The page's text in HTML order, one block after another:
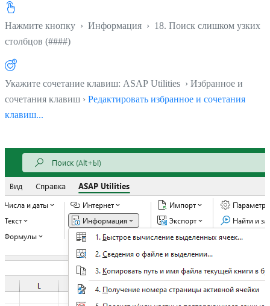
Нажмите кнопку › Информация › 18. Поиск слишком узких
столбцов (####)
Укажите сочетание клавиш: ASAP Utilities › Избранное и
сочетания клавиш › Редактировать избранное и сочетания
клавиш...